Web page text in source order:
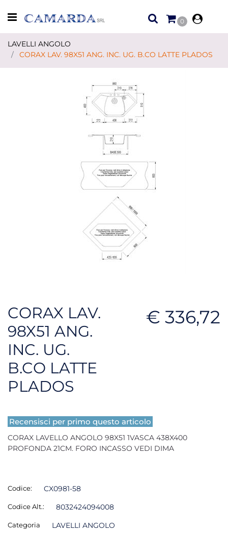
Open menu
0
LAVELLI ANGOLO
CORAX LAV. 98X51 ANG. INC. UG. B.CO LATTE PLADOS
CORAX LAV.
98X51 ANG.
INC. UG.
B.CO LATTE
PLADOS
€ 336,72
Recensisci per primo questo articolo
CORAX LAVELLO ANGOLO 98X51 1VASCA 438X400
PROFONDA 21CM. FORO INCASSO VEDI DIMA
Codice: CX0981-58
Codice Alt.: 8032424094008
Categoria LAVELLI ANGOLO